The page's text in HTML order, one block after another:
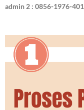
admin 2 : 0856-1976-401